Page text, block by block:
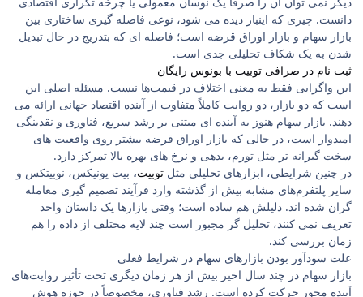
دانست. چیزی که اینبار دیده می ‌شود، نوعی فاصله ‌گیری ساختاری بین
بازار سهام و بازار اوراق قرضه است؛ فاصله ‌ای که بتدریج در حال تبدیل
شدن به یک شکاف تحلیلی جدی است.
ثبت نام در صرافی توبیت با بونوس رایگان
این واگرایی فقط به معنی اختلاف در قیمت‌ها نیست. مسئله اصلی این
است که دو بازار، دو روایت کاملاً متفاوت از آینده اقتصاد جهانی ارائه می
‌دهند. بازار سهام هنوز به آینده ‌ای مبتنی بر رشد سریع، فناوری و نقدینگی
امیدوار است، در حالی که بازار اوراق قرضه بیشتر روی واقعیت‌ های
سخت ‌گیرانه ‌تر مثل تورم، بدهی و نرخ‌ های بهره بالا تمرکز دارد.
در چنین شرایطی، ابزارهای تحلیلی مثل توبیت، بیت‌ یونیکس، نوبیتکس و
سایر پلتفرم‌های مشابه بیش از گذشته وارد فرآیند تصمیم‌ گیری معامله
‌گران شده ‌اند. دلیلش هم ساده است؛ وقتی بازارها یک داستان واحد
تعریف نمی‌ کنند، تحلیل ‌گر مجبور است چند لایه مختلف از داده را هم
‌زمان بررسی کند.
علت سودآور بودن بازارهای سهام در شرایط فعلی
بازار سهام در چند سال اخیر بیش از هر زمان دیگری تحت تأثیر روایت‌های
آینده‌ محور حرکت کرده است. رشد فناوری، مخصوصاً در حوزه هوش